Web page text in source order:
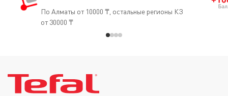
По Алматы от 10000 ₸, остальные регионы КЗ
от 30000 ₸